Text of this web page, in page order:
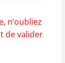
n’oubliez
de valider